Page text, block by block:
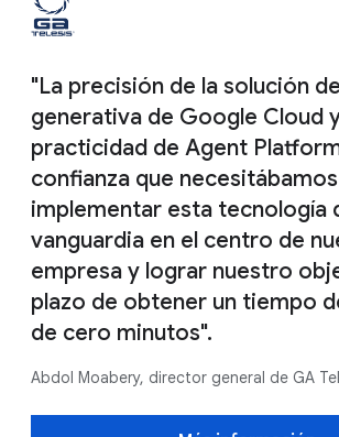
"La precisión de la solución
generativa de Google Cloud
practicidad de Agent
confianza que
implementar esta tecnología
vanguardia en el centro de
empresa y lograr nuestro
plazo de obtener un tiempo
de cero minutos".
Abdol Moabery, director general de GA